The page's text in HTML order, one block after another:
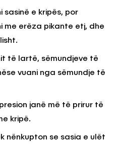
sasinë e kripës, por
me erëza pikante etj, dhe
të lartë, sëmundjeve të
vuani nga sëmundje të
janë më të prirur të
kripë.
nënkupton se sasia e ulët